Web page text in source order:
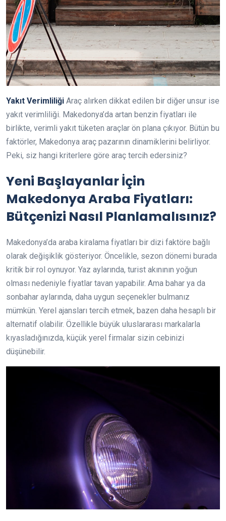
Yakıt Verimliliği Araç alırken dikkat edilen bir diğer unsur ise
yakıt verimliliği. Makedonya’da artan benzin fiyatları ile
birlikte, verimli yakıt tüketen araçlar ön plana çıkıyor. Bütün bu
faktörler, Makedonya araç pazarının dinamiklerini belirliyor.
Peki, siz hangi kriterlere göre araç tercih edersiniz?
Yeni Başlayanlar İçin
Makedonya Araba Fiyatları:
Bütçenizi Nasıl Planlamalısınız?
Makedonya’da araba kiralama fiyatları bir dizi faktöre bağlı
olarak değişiklik gösteriyor. Öncelikle, sezon dönemi burada
kritik bir rol oynuyor. Yaz aylarında, turist akınının yoğun
olması nedeniyle fiyatlar tavan yapabilir. Ama bahar ya da
sonbahar aylarında, daha uygun seçenekler bulmanız
mümkün. Yerel ajansları tercih etmek, bazen daha hesaplı bir
alternatif olabilir. Özellikle büyük uluslararası markalarla
kıyasladığınızda, küçük yerel firmalar sizin cebinizi
düşünebilir.